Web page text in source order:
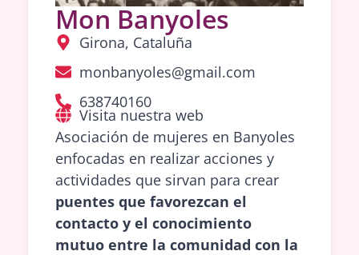
Mon Banyoles
Girona, Cataluña
monbanyoles@gmail.com
638740160
Visita nuestra web
Asociación de mujeres en Banyoles
enfocadas en realizar acciones y
actividades que sirvan para crear
puentes que favorezcan el
contacto y el conocimiento
mutuo entre la comunidad con la